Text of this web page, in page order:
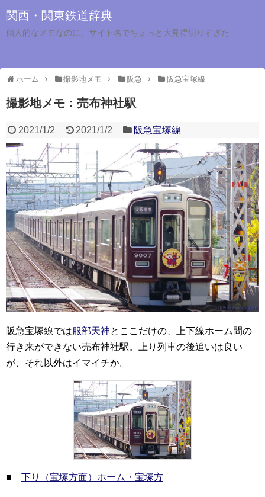
関西・関東鉄道辞典
個人的なメモなのに、サイト名でちょっと大見得切りすぎた
ホーム 撮影地メモ 阪急 阪急宝塚線
撮影地メモ：売布神社駅
2021/1/2 2021/1/2 阪急宝塚線
阪急宝塚線では服部天神とここだけの、上下線ホーム間の
行き来ができない売布神社駅。上り列車の後追いは良い
が、それ以外はイマイチか。
■ 下り（宝塚方面）ホーム・宝塚方